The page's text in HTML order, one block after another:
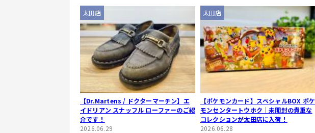
太田店
【Dr.Martens / ドクターマーチン】エ
イドリアン スナッフル ローファーのご紹
介です！
2026.06.29
太田店
【ポケモンカード】スペシャルBOX ポケ
モンセンタートウホク｜未開封の貴重な
コレクションが太田店に入荷！
2026.06.28